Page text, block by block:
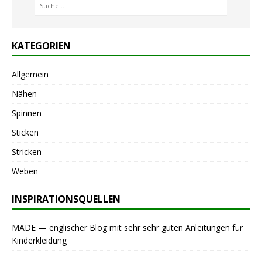
KATEGORIEN
Allgemein
Nähen
Spinnen
Sticken
Stricken
Weben
INSPIRATIONSQUELLEN
MADE — englischer Blog mit sehr sehr guten Anleitungen für
Kinderkleidung